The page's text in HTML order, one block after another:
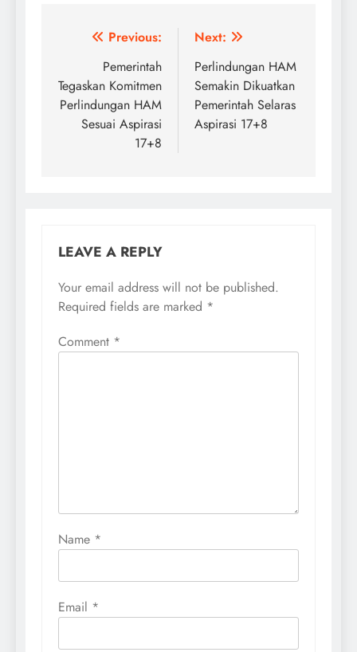
Post
navigation
Previous:
Pemerintah
Tegaskan Komitmen
Perlindungan HAM
Sesuai Aspirasi
17+8
Next:
Perlindungan HAM
Semakin Dikuatkan
Pemerintah Selaras
Aspirasi 17+8
LEAVE A REPLY
Your email address will not be published.
Required fields are marked *
Comment *
Name *
Email *